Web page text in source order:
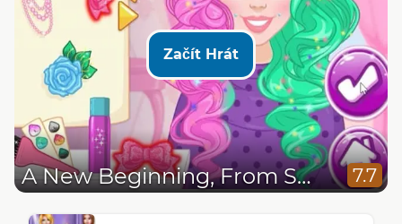
Začít Hrát
A New Beginning, From Sad to Fab 7.7